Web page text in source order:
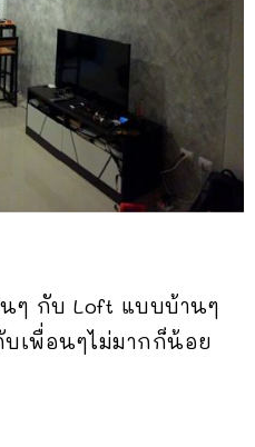
ๆ กับ Loft แบบบ้านๆ
เพื่อนๆไม่มากก็น้อย